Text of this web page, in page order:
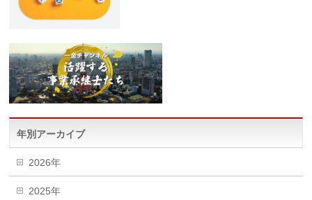
年別アーカイブ
2026年
2025年